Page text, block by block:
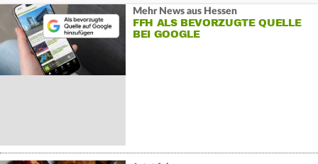
Mehr News aus Hessen
FFH ALS BEVORZUGTE QUELLE
BEI GOOGLE